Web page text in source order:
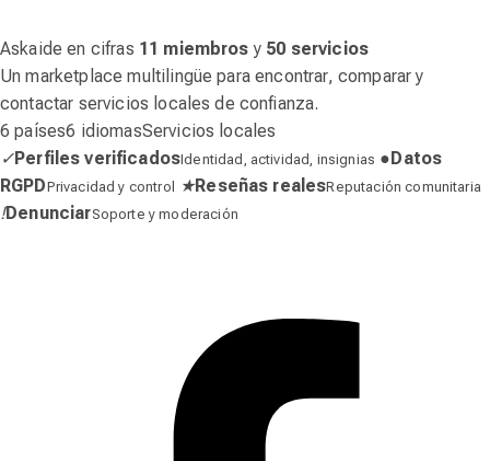
Askaide en cifras 11 miembros y 50 servicios
Un marketplace multilingüe para encontrar, comparar y
contactar servicios locales de confianza.
6 países6 idiomasServicios locales
✓Perfiles verificadosIdentidad, actividad, insignias ●Datos
RGPDPrivacidad y control ★Reseñas realesReputación comunitaria
!DenunciarSoporte y moderación